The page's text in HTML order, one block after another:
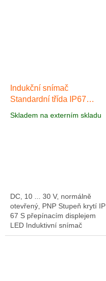
Indukční snímač
Standardní třída IP67
AI035
Skladem na externím skladu
DC, 10 ... 30 V, normálně
otevřený, PNP Stupeň krytí IP
67 S přepínacím displejem
LED Induktivní snímač
standardní třídy AI035 má